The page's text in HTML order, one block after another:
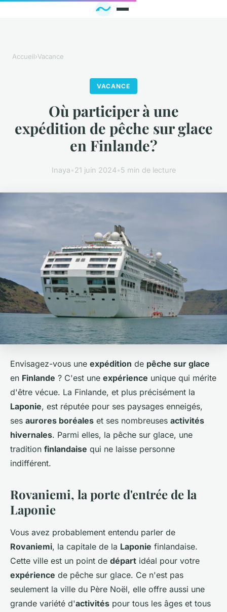
Accueil›Vacance
VACANCE
Où participer à une
expédition de pêche sur glace
en Finlande?
Inaya•21 juin 2024•5 min de lecture
Envisagez-vous une expédition de pêche sur glace
en Finlande ? C'est une expérience unique qui mérite
d'être vécue. La Finlande, et plus précisément la
Laponie, est réputée pour ses paysages enneigés,
ses aurores boréales et ses nombreuses activités
hivernales. Parmi elles, la pêche sur glace, une
tradition finlandaise qui ne laisse personne
indifférent.
Rovaniemi, la porte d'entrée de la
Laponie
Vous avez probablement entendu parler de
Rovaniemi, la capitale de la Laponie finlandaise.
Cette ville est un point de départ idéal pour votre
expérience de pêche sur glace. Ce n'est pas
seulement la ville du Père Noël, elle offre aussi une
grande variété d'activités pour tous les âges et tous